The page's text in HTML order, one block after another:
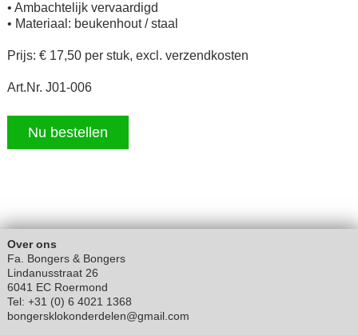
• Ambachtelijk vervaardigd
• Materiaal: beukenhout / staal
Prijs: € 17,50 per stuk, excl. verzendkosten
Art.Nr. J01-006
Nu bestellen
Over ons
Fa. Bongers & Bongers
Lindanusstraat 26
6041 EC Roermond
Tel: +31 (0) 6 4021 1368
bongersklokonderdelen@gmail.com